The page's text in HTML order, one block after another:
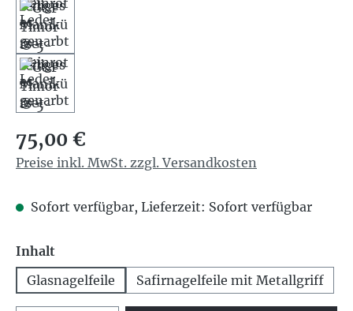
Regulärer Preis:
75,00 €
Preise inkl. MwSt. zzgl. Versandkosten
Sofort verfügbar, Lieferzeit: Sofort verfügbar
Inhaltauswählen
Glasnagelfeile
Safirnagelfeile mit Metallgriff